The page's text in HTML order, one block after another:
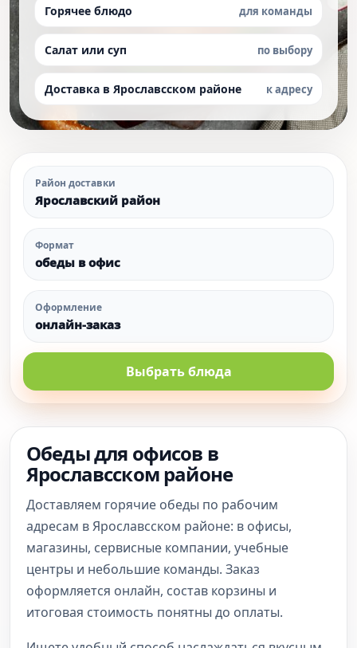
Горячее блюдо для команды
Салат или суп по выбору
Доставка в Ярославсском районе к адресу
Район доставки
Ярославский район
Формат
обеды в офис
Оформление
онлайн-заказ
Выбрать блюда
Обеды для офисов в
Ярославсском районе
Доставляем горячие обеды по рабочим
адресам в Ярославсском районе: в офисы,
магазины, сервисные компании, учебные
центры и небольшие команды. Заказ
оформляется онлайн, состав корзины и
итоговая стоимость понятны до оплаты.